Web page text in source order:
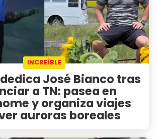
INCREÍBLE
José Bianco tras
a TN: pasea en
y organiza viajes
auroras boreales